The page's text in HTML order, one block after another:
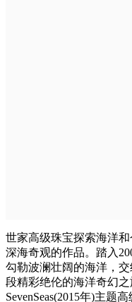
世家高级珠宝探索海洋
深海奇观的作品。踏入
勾勒波澜壮阔的海洋，
段精彩绝伦的海洋奇幻之
SevenSeas(2015年)主题